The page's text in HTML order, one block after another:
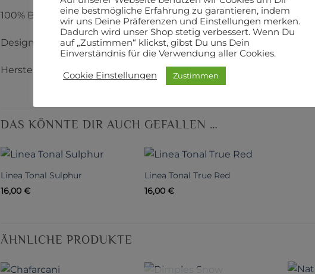
100% Baumwolle
Designer: The Henley Studio
Hersteller: Makower
DAS KÖNNTE DIR AUCH GEFALLEN …
Linea Tonal Sulphur
16,00 €
Linea Tonal True Red
16,00 €
ÄHNLICHE PRODUKTE
eine bestmögliche Erfahrung zu garantieren, indem
wir uns Deine Präferenzen und Einstellungen merken.
Dadurch wird unser Shop stetig verbessert. Wenn Du
auf „Zustimmen“ klickst, gibst Du uns Dein
Einverständnis für die Verwendung aller Cookies.
Cookie Einstellungen Zustimmen